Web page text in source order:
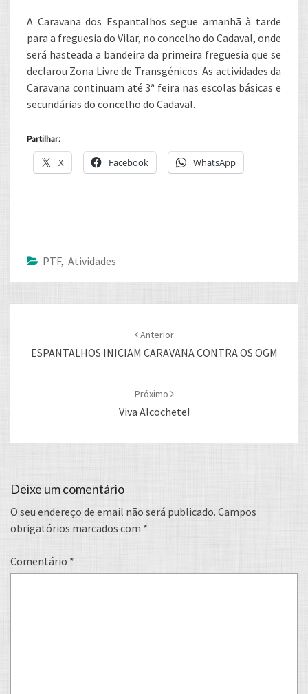
A Caravana dos Espantalhos segue amanhã à tarde
para a freguesia do Vilar, no concelho do Cadaval, onde
será hasteada a bandeira da primeira freguesia que se
declarou Zona Livre de Transgénicos. As actividades da
Caravana continuam até 3ª feira nas escolas básicas e
secundárias do concelho do Cadaval.
Partilhar:
X Facebook WhatsApp
PTF, Atividades
Anterior
ESPANTALHOS INICIAM CARAVANA CONTRA OS OGM
Próximo
Viva Alcochete!
Deixe um comentário
O seu endereço de email não será publicado. Campos
obrigatórios marcados com *
Comentário *